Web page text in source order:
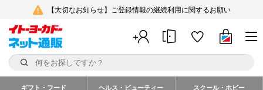
【大切なお知らせ】ご登録情報の継続利用に関するお願い
ギフト・フード ヘルス・ビューティー スクール・ホビー